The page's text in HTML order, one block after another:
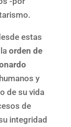
estas
orden de
y
de su vida
de
integridad